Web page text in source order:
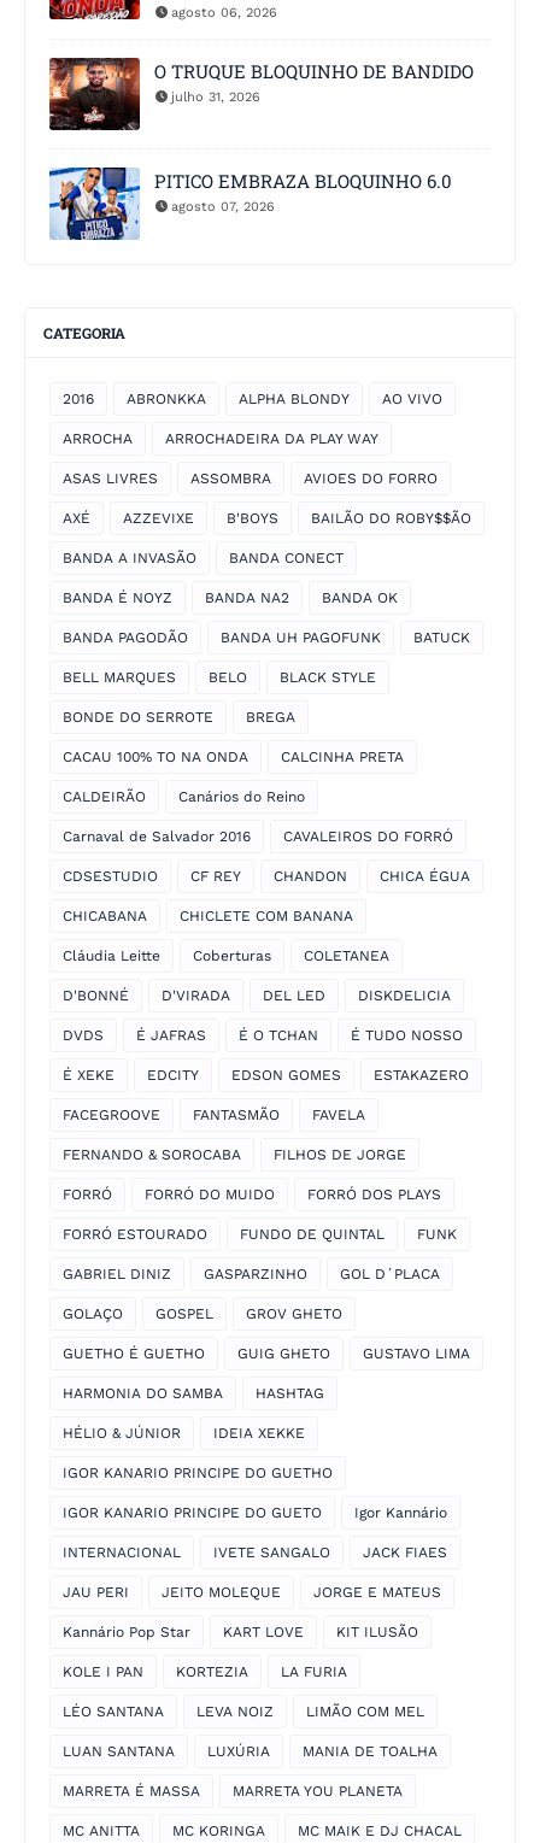
agosto 06, 2026
O TRUQUE BLOQUINHO DE BANDIDO
julho 31, 2026
PITICO EMBRAZA BLOQUINHO 6.0
agosto 07, 2026
CATEGORIA
2016 ABRONKKA ALPHA BLONDY AO VIVO
ARROCHA ARROCHADEIRA DA PLAY WAY
ASAS LIVRES ASSOMBRA AVIOES DO FORRO
AXÉ AZZEVIXE B'BOYS BAILÃO DO ROBY$$ÃO
BANDA A INVASÃO BANDA CONECT
BANDA É NOYZ BANDA NA2 BANDA OK
BANDA PAGODÃO BANDA UH PAGOFUNK BATUCK
BELL MARQUES BELO BLACK STYLE
BONDE DO SERROTE BREGA
CACAU 100% TO NA ONDA CALCINHA PRETA
CALDEIRÃO Canários do Reino
Carnaval de Salvador 2016 CAVALEIROS DO FORRÓ
CDSESTUDIO CF REY CHANDON CHICA ÉGUA
CHICABANA CHICLETE COM BANANA
Cláudia Leitte Coberturas COLETANEA
D'BONNÉ D'VIRADA DEL LED DISKDELICIA
DVDS É JAFRAS É O TCHAN É TUDO NOSSO
É XEKE EDCITY EDSON GOMES ESTAKAZERO
FACEGROOVE FANTASMÃO FAVELA
FERNANDO & SOROCABA FILHOS DE JORGE
FORRÓ FORRÓ DO MUIDO FORRÓ DOS PLAYS
FORRÓ ESTOURADO FUNDO DE QUINTAL FUNK
GABRIEL DINIZ GASPARZINHO GOL D´PLACA
GOLAÇO GOSPEL GROV GHETO
GUETHO É GUETHO GUIG GHETO GUSTAVO LIMA
HARMONIA DO SAMBA HASHTAG
HÉLIO & JÚNIOR IDEIA XEKKE
IGOR KANARIO PRINCIPE DO GUETHO
IGOR KANARIO PRINCIPE DO GUETO Igor Kannário
INTERNACIONAL IVETE SANGALO JACK FIAES
JAU PERI JEITO MOLEQUE JORGE E MATEUS
Kannário Pop Star KART LOVE KIT ILUSÃO
KOLE I PAN KORTEZIA LA FURIA
LÉO SANTANA LEVA NOIZ LIMÃO COM MEL
LUAN SANTANA LUXÚRIA MANIA DE TOALHA
MARRETA É MASSA MARRETA YOU PLANETA
MC ANITTA MC KORINGA MC MAIK E DJ CHACAL